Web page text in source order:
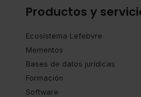
Productos y
Ecosistema Lefebvre
Mementos
Bases de datos jurídicas
Formación
Software